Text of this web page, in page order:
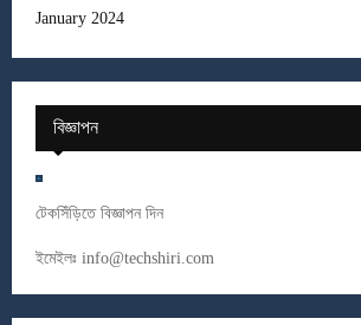
January 2024
বিজ্ঞাপন
টেকসিঁড়িতে বিজ্ঞাপন দিন
ইমেইলঃ info@techshiri.com